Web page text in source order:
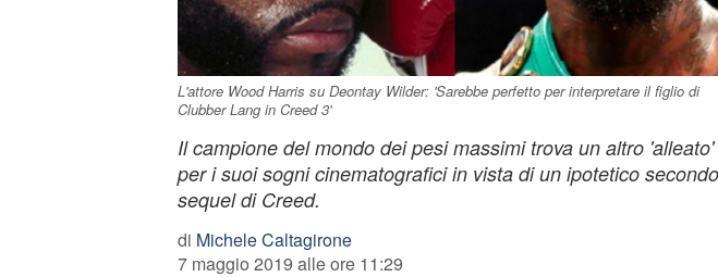
L'attore Wood Harris su Deontay Wilder: 'Sarebbe perfetto per interpretare il figlio di
Clubber Lang in Creed 3'
Il campione del mondo dei pesi massimi trova un altro 'alleato'
per i suoi sogni cinematografici in vista di un ipotetico secondo
sequel di Creed.
di Michele Caltagirone
7 maggio 2019 alle ore 11:29